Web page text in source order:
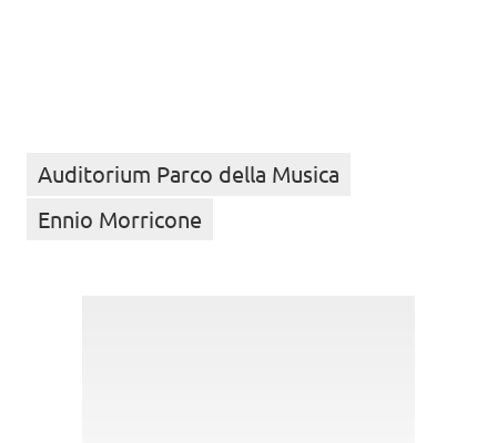
Auditorium Parco della Musica
Ennio Morricone